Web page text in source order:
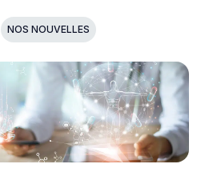
NOS NOUVELLES